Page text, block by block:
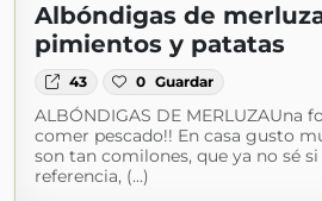
Albóndigas de
pimientos y patatas
43 0 Guardar
ALBÓNDIGAS DE MERLUZAUna
comer pescado!! En casa gusto
son tan comilones, que ya no sé
referencia, (...)